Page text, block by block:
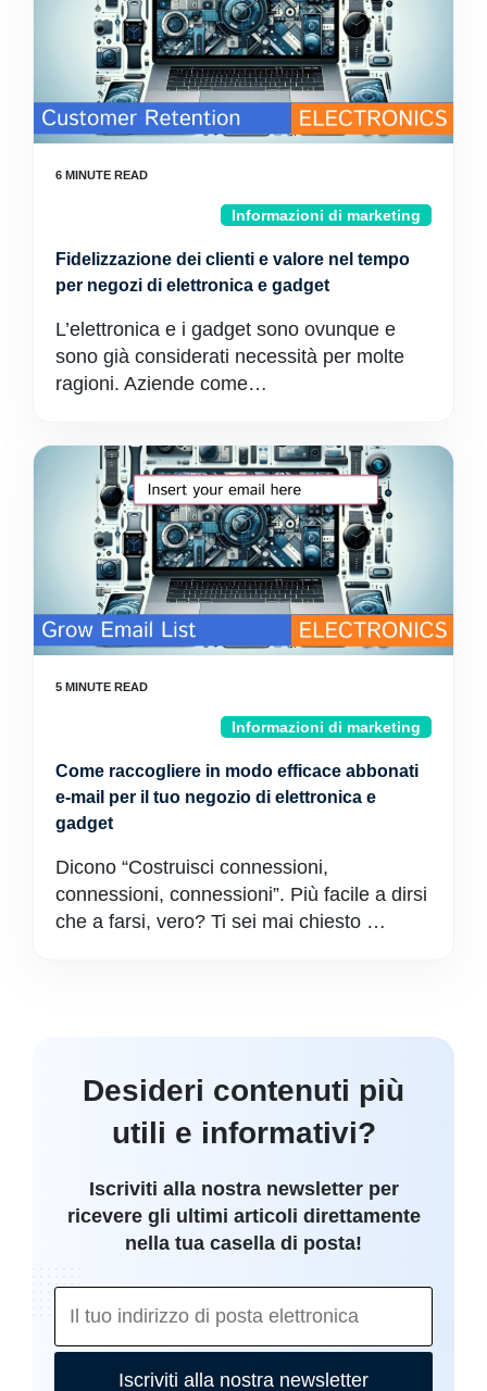
Informazioni di marketing
Fidelizzazione dei clienti e valore nel tempo
per negozi di elettronica e gadget
L’elettronica e i gadget sono ovunque e
sono già considerati necessità per molte
ragioni. Aziende come…
Informazioni di marketing
Come raccogliere in modo efficace abbonati
e-mail per il tuo negozio di elettronica e
gadget
Dicono “Costruisci connessioni,
connessioni, connessioni”. Più facile a dirsi
che a farsi, vero? Ti sei mai chiesto …
Desideri contenuti più
utili e informativi?
Iscriviti alla nostra newsletter per
ricevere gli ultimi articoli direttamente
nella tua casella di posta!
Iscriviti alla nostra newsletter